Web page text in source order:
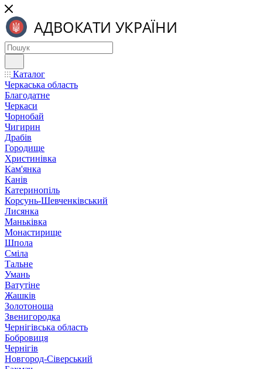
Каталог
Черкаська область
Благодатне
Черкаси
Чорнобай
Чигирин
Драбів
Городище
Христинівка
Кам'янка
Канів
Катеринопіль
Корсунь-Шевченківський
Лисянка
Маньківка
Монастирище
Шпола
Сміла
Тальне
Умань
Ватутіне
Жашків
Золотоноша
Звенигородка
Чернігівська область
Бобровиця
Чернігів
Новгород-Сіверський